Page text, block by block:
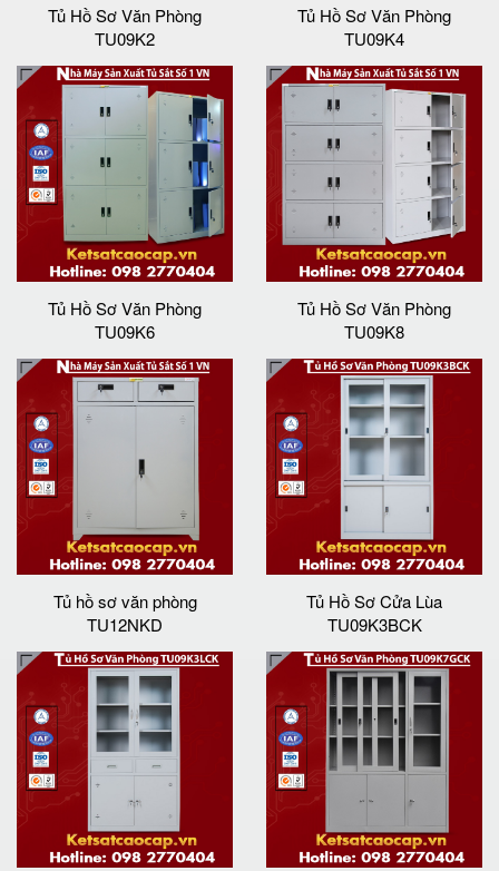
Tủ Hồ Sơ Văn Phòng
TU09K2
Tủ Hồ Sơ Văn Phòng
TU09K4
Tủ Hồ Sơ Văn Phòng
TU09K6
Tủ Hồ Sơ Văn Phòng
TU09K8
Tủ hồ sơ văn phòng
TU12NKD
Tủ Hồ Sơ Cửa Lùa
TU09K3BCK